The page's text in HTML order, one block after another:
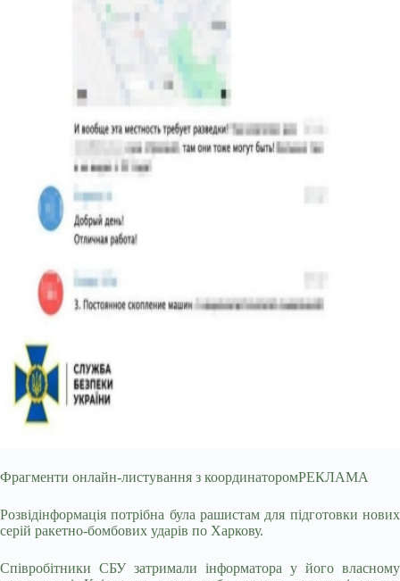
Фрагменти онлайн-листування з координаторомРЕКЛАМА
Розвідінформація потрібна була рашистам для підготовки нових
серій ракетно-бомбових ударів по Харкову.
Співробітники СБУ затримали інформатора у його власному